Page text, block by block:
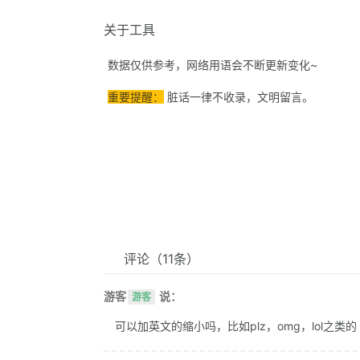
关于工具
数据仅供参考，网络用语会不断更新变化~
重要提醒： 脏话一律不收录，文明留言。
评论 （11条）
游客 游客 说：
可以加英文的缩小吗，比如plz，omg，lol之类的